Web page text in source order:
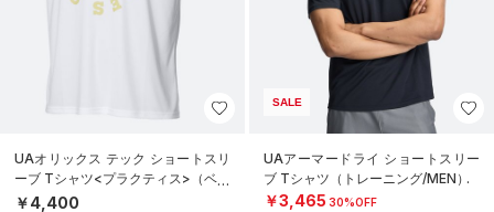
UAオリックス テック ショートスリ
ーブ Tシャツ<プラクティス>（ベー
スボール/UNISEX）
￥4,400
SALE
UAアーマードライ ショートスリー
ブ Tシャツ（トレーニング/MEN）
￥3,465 30%OFF